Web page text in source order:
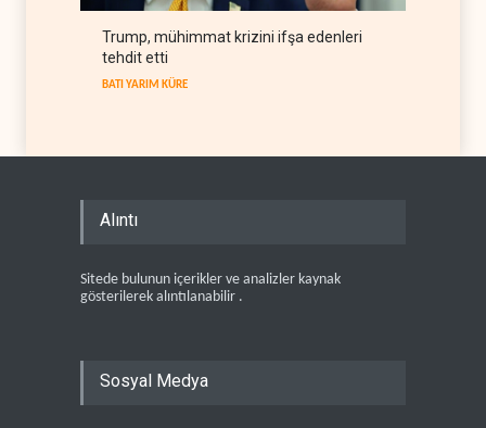
Trump, mühimmat krizini ifşa edenleri
tehdit etti
BATI YARIM KÜRE
Alıntı
Sitede bulunun içerikler ve analizler kaynak
gösterilerek alıntılanabilir .
Sosyal Medya